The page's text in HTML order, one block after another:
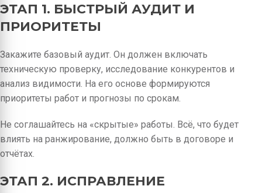
ЭТАП 1. БЫСТРЫЙ АУДИТ И
ПРИОРИТЕТЫ
Закажите базовый аудит. Он должен включать
техническую проверку, исследование конкурентов и
анализ видимости. На его основе формируются
приоритеты работ и прогнозы по срокам.
Не соглашайтесь на «скрытые» работы. Всё, что будет
влиять на ранжирование, должно быть в договоре и
отчётах.
ЭТАП 2. ИСПРАВЛЕНИЕ